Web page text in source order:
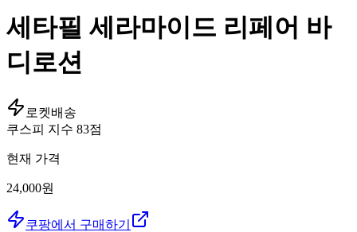
세타필 세라마이드 리페어 바
디로션
로켓배송
쿠스피 지수 83점
현재 가격
24,000원
쿠팡에서 구매하기